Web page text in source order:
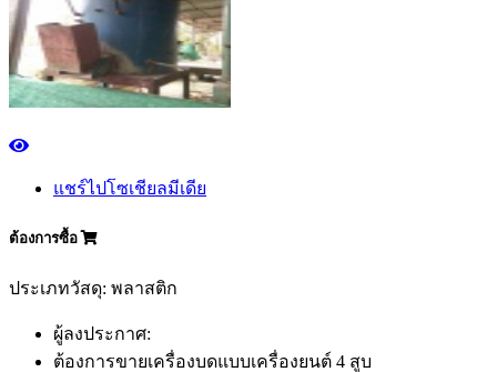
แชร์ไปโซเชียลมีเดีย
ต้องการซื้อ
ประเภทวัสดุ: พลาสติก
ผู้ลงประกาศ:
ต้องการขายเครื่องบดแบบเครื่องยนต์ 4 สูบ